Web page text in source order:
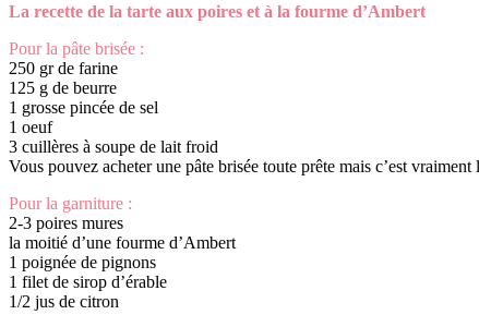
La recette de la tarte aux poires et à la fourme d’Ambert
Pour la pâte brisée :
250 gr de farine
125 g de beurre
1 grosse pincée de sel
1 oeuf
3 cuillères à soupe de lait froid
Vous pouvez acheter une pâte brisée toute prête mais c’est
Pour la garniture :
2-3 poires mures
la moitié d’une fourme d’Ambert
1 poignée de pignons
1 filet de sirop d’érable
1/2 jus de citron